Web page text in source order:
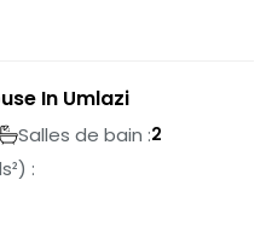
In Umlazi
Salles de bain :2
: